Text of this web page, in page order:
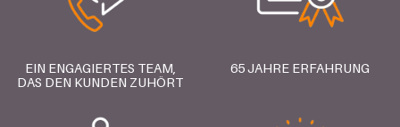
EIN ENGAGIERTES TEAM,
DAS DEN KUNDEN ZUHÖRT
65 JAHRE ERFAHRUNG